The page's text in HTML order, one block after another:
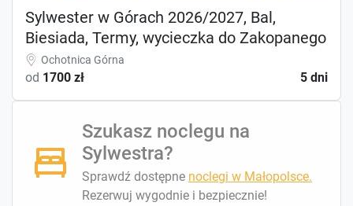
Sylwester w Górach 2026/2027, Bal,
Biesiada, Termy, wycieczka do Zakopanego
Ochotnica Górna
od 1700 zł 5 dni
Szukasz noclegu na
Sylwestra?
Sprawdź dostępne noclegi w Małopolsce.
Rezerwuj wygodnie i bezpiecznie!